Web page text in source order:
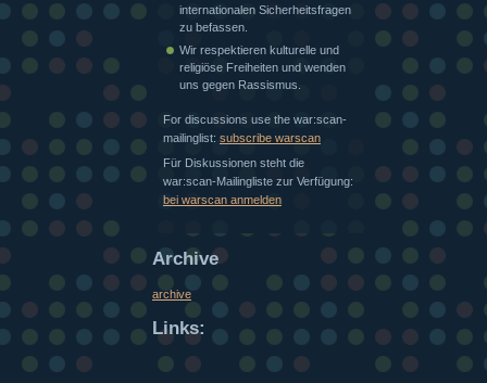
internationalen Sicherheitsfragen
zu befassen.
Wir respektieren kulturelle und
religiöse Freiheiten und wenden
uns gegen Rassismus.
For discussions use the war:scan-
mailinglist: subscribe warscan
Für Diskussionen steht die
war:scan-Mailingliste zur Verfügung:
bei warscan anmelden
Archive
archive
Links: